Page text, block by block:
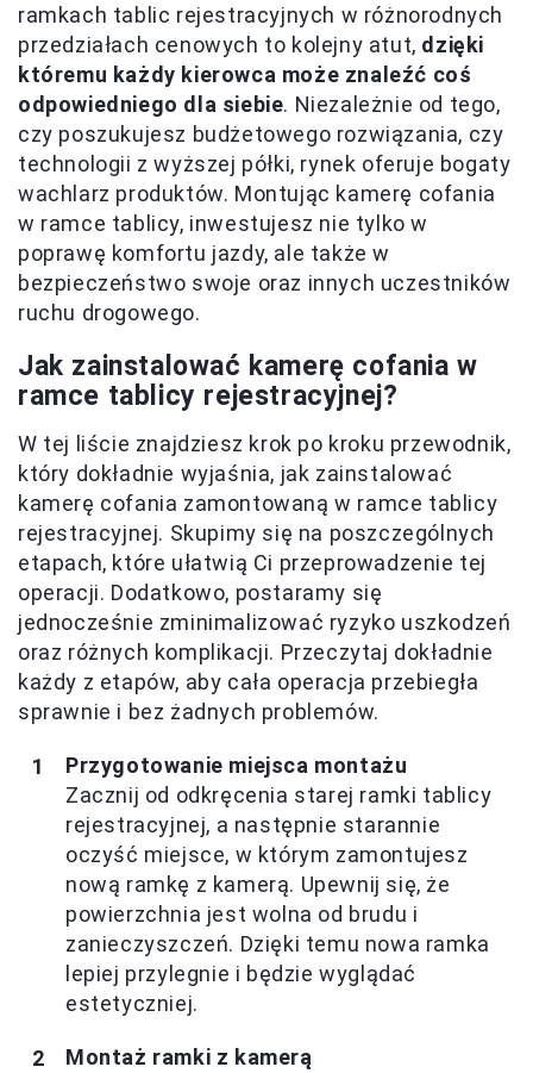
ramkach tablic rejestracyjnych w różnorodnych
przedziałach cenowych to kolejny atut, dzięki
któremu każdy kierowca może znaleźć coś
odpowiedniego dla siebie. Niezależnie od tego,
czy poszukujesz budżetowego rozwiązania, czy
technologii z wyższej półki, rynek oferuje bogaty
wachlarz produktów. Montując kamerę cofania
w ramce tablicy, inwestujesz nie tylko w
poprawę komfortu jazdy, ale także w
bezpieczeństwo swoje oraz innych uczestników
ruchu drogowego.
Jak zainstalować kamerę cofania w
ramce tablicy rejestracyjnej?
W tej liście znajdziesz krok po kroku przewodnik,
który dokładnie wyjaśnia, jak zainstalować
kamerę cofania zamontowaną w ramce tablicy
rejestracyjnej. Skupimy się na poszczególnych
etapach, które ułatwią Ci przeprowadzenie tej
operacji. Dodatkowo, postaramy się
jednocześnie zminimalizować ryzyko uszkodzeń
oraz różnych komplikacji. Przeczytaj dokładnie
każdy z etapów, aby cała operacja przebiegła
sprawnie i bez żadnych problemów.
Przygotowanie miejsca montażu
Zacznij od odkręcenia starej ramki tablicy
rejestracyjnej, a następnie starannie
oczyść miejsce, w którym zamontujesz
nową ramkę z kamerą. Upewnij się, że
powierzchnia jest wolna od brudu i
zanieczyszczeń. Dzięki temu nowa ramka
lepiej przylegnie i będzie wyglądać
estetyczniej.
Montaż ramki z kamerą